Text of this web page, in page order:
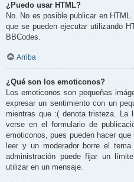
¿Puedo usar HTML?
No. No es posible publicar en
que se pueden ejecutar utilizando
BBCodes.
Arriba
¿Qué son los emoticonos?
Los emoticonos son pequeñas
expresar un sentimiento con un
mientras que :( denota tristeza. La
verse en el formulario de
emoticonos, pues pueden hacer
leer y un moderador borre el
administración puede fijar un
utilizar en un mensaje.